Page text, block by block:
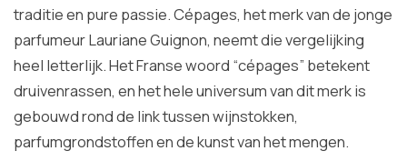
traditie en pure passie. Cépages, het merk van de jonge
parfumeur Lauriane Guignon, neemt die vergelijking
heel letterlijk. Het Franse woord “cépages” betekent
druivenrassen, en het hele universum van dit merk is
gebouwd rond de link tussen wijnstokken,
parfumgrondstoffen en de kunst van het mengen.